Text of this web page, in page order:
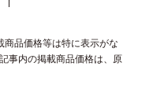
品価格等は特に表示がな
事内の掲載商品価格は、 原